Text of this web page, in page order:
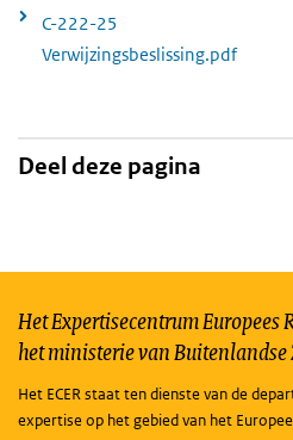
C-222-25
Verwijzingsbeslissing.pdf
Deel deze pagina
Het Expertisecentrum Europees
het ministerie van Buitenlandse
Het ECER staat ten dienste van de
expertise op het gebied van het